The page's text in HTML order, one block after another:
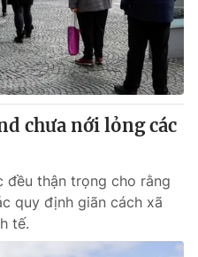
chưa nới lỏng các
đều thận trọng cho rằng
quy định giãn cách xã
tế.